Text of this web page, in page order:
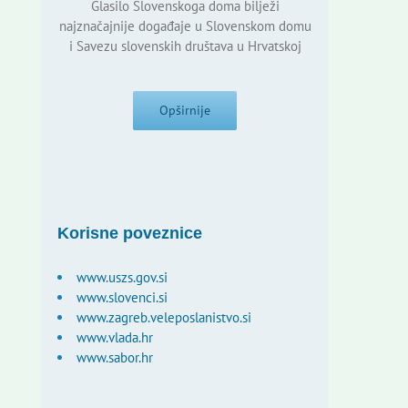
Glasilo Slovenskoga doma bilježi
najznačajnije događaje u Slovenskom domu
i Savezu slovenskih društava u Hrvatskoj
Opširnije
Korisne poveznice
www.uszs.gov.si
www.slovenci.si
www.zagreb.veleposlanistvo.si
www.vlada.hr
www.sabor.hr